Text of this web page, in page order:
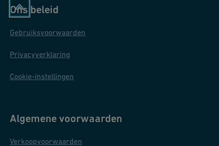
Ons beleid
Gebruiksvoorwaarden
Privacyverklaring
Cookie-instellingen
Algemene voorwaarden
Verkoopvoorwaarden